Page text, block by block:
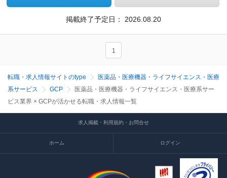
掲載終了予定日： 2026.08.20
1
転職・求人情報サイトのtype
医薬品・医療機器・ライフサイエンス・医療
系サービス
GCP
医薬品・医療機器・ライフサイエンス・医療系サー
ビス業界 × GCPが活かせる転職・求人情報一覧
求人掲載・利用規約・お問合せ
ホーム ログイン